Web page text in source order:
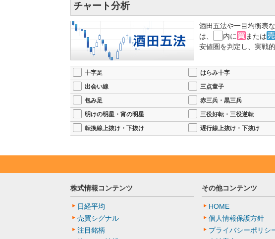
チャート分析
酒田五法や一目均衡表
は、
内に または
安値圏を判定し、実戦
十字足 はらみ十字
出会い線
三点童子
包み足
赤三兵・黒三兵
明けの明星・宵の明星
三役好転・三役逆転
転換線上抜け・下抜け
遅行線上抜け・下抜け
株式情報コンテンツ
日経平均
売買シグナル
注目銘柄
その他コンテンツ
HOME
個人情報保護方針
プライバシーポリシ